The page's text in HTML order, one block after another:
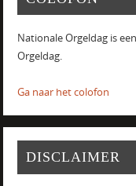
Nationale Orgeldag is
Orgeldag.
Ga naar het colofon
DISCLAIMER